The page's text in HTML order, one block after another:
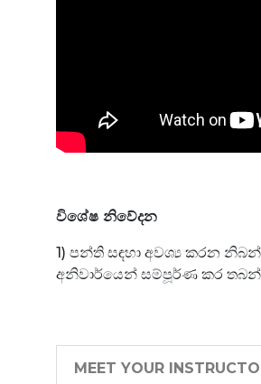
විශේෂ නිවේදන
1) පන්ති සඳහා අවශ්‍ය කරන
අනිවාර්යෙන් සම්පූර්ණ කර
MEET YOUR